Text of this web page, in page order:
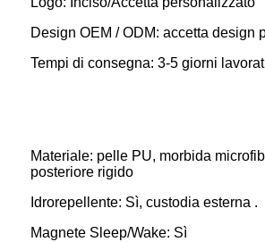
Design OEM / ODM: accetta design
Tempi di consegna: 3-5 giorni
Materiale: pelle PU, morbida
posteriore rigido
Idrorepellente: Sì, custodia esterna .
Magnete Sleep/Wake: Sì